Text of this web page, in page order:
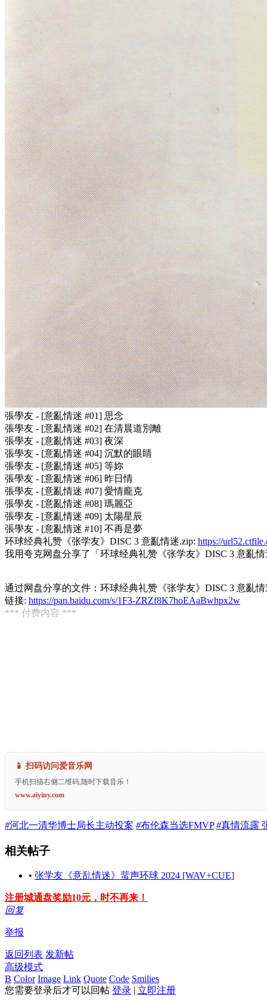
張學友 - [意亂情迷 #01] 思念
張學友 - [意亂情迷 #02] 在清晨道別離
張學友 - [意亂情迷 #03] 夜深
張學友 - [意亂情迷 #04] 沉默的眼睛
張學友 - [意亂情迷 #05] 等妳
張學友 - [意亂情迷 #06] 昨日情
張學友 - [意亂情迷 #07] 愛情龐克
張學友 - [意亂情迷 #08] 瑪麗亞
張學友 - [意亂情迷 #09] 太陽星辰
張學友 - [意亂情迷 #10] 不再是夢
环球经典礼赞《张学友》DISC 3 意亂情迷.zip: https://
我用夸克网盘分享了「环球经典礼赞《张学友》DISC 3 意亂
通过网盘分享的文件：环球经典礼赞《张学友》DISC 3 意亂情
链接: https://pan.baidu.com/s/1F3-ZRZf8K7hoEAaBwhpx2w
*** 付费内容 ***
📱 扫码访问爱音乐网
手机扫描右侧二维码,随时下载音乐！
www.aiyiny.com
#河北一清华博士局长主动投案 #布伦森当选FMVP #真情流露
相关帖子
• 张学友《意乱情迷》蜚声环球 2024 [WAV+CUE]
注册城通盘奖励10元，时不再来！
回复
举报
返回列表 发新帖
高级模式
B Color Image Link Quote Code Smilies
您需要登录后才可以回帖 登录 | 立即注册